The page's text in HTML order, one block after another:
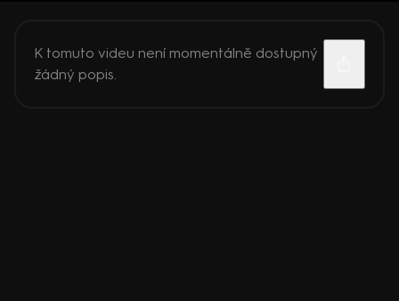
K tomuto videu není momentálně dostupný
žádný popis.